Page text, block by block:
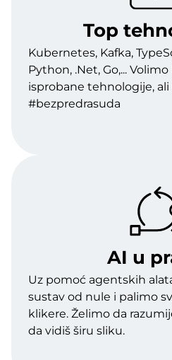
Top
Kubernetes, Kafka,
Python, .Net, Go,...
isprobane tehnologije,
#bezpredrasuda
AI u
Uz pomoć agentskih
sustav od nule i palimo
klikere. Želimo da
da vidiš širu sliku.